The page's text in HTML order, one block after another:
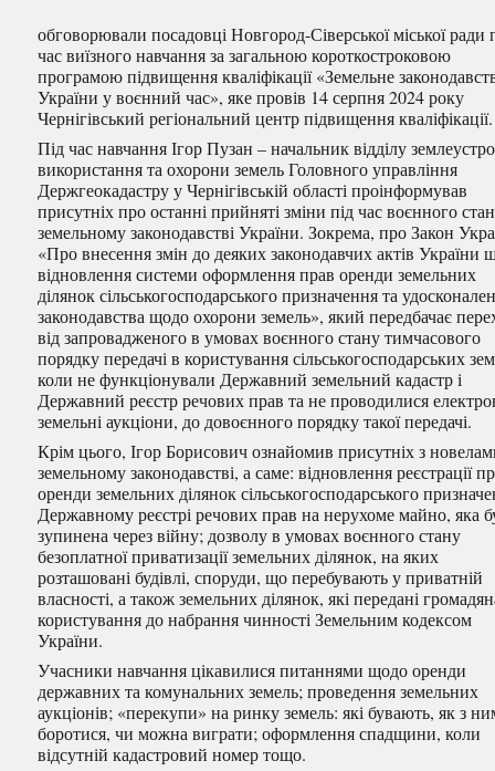
обговорювали посадовці Новгород-Сіверської міської ради
час виїзного навчання за загальною короткостроковою
програмою підвищення кваліфікації «Земельне
України у воєнний час», яке провів 14 серпня 2024 року
Чернігівський регіональний центр підвищення кваліфікації.
Під час навчання Ігор Пузан – начальник відділу
використання та охорони земель Головного управління
Держгеокадастру у Чернігівській областіпроінформував
присутніх про останні прийняті зміни під час воєнного
земельному законодавстві України. Зокрема, про Закон
«Про внесення змін до деяких законодавчих актів України
відновлення системи оформлення прав оренди земельних
ділянок сільськогосподарського призначення та
законодавства щодо охорони земель», який передбачає
від запровадженого в умовах воєнного стану тимчасового
порядку передачі в користування сільськогосподарських
коли не функціонували Державний земельний кадастр і
Державний реєстр речових прав та не проводилися
земельні аукціони, до довоєнного порядку такої передачі.
Крім цього, Ігор Борисович ознайомив присутніх з
земельному законодавстві, а саме: відновлення реєстрації
оренди земельних ділянок сільськогосподарського
Державному реєстрі речових прав на нерухоме майно, яка
зупинена через війну; дозволу в умовах воєнного стану
безоплатної приватизації земельних ділянок, на яких
розташовані будівлі, споруди, що перебувають у приватній
власності, а також земельних ділянок, які передані
користування до набрання чинності Земельним кодексом
України.
Учасники навчання цікавилися питаннями щодо оренди
державних та комунальних земель; проведення земельних
аукціонів; «перекупи» на ринку земель: які бувають, як з
боротися, чи можна виграти; оформлення спадщини, коли
відсутній кадастровий номер тощо.